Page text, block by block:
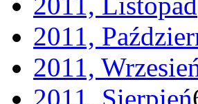
2011,
2011,
2011, Sierpień